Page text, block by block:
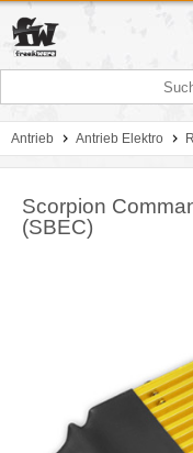
Antrieb Antrieb Elektro
Scorpion
(SBEC)